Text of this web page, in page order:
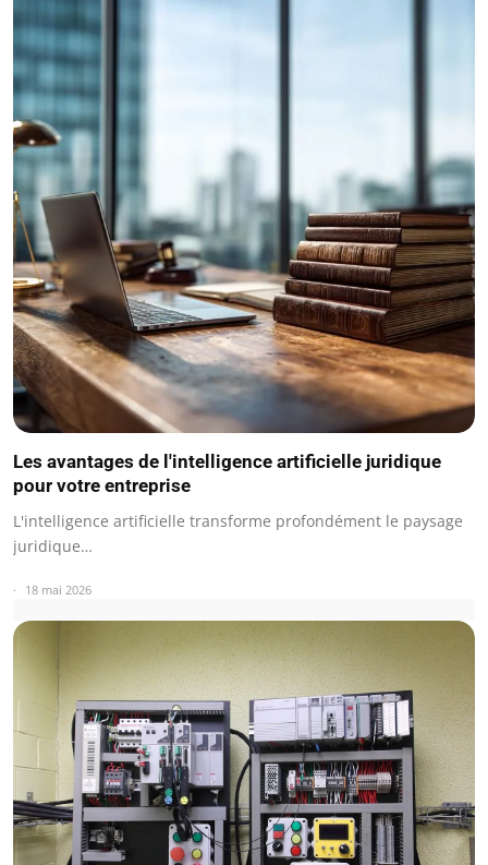
Les avantages de l'intelligence artificielle juridique
pour votre entreprise
L'intelligence artificielle transforme profondément le paysage
juridique…
18 mai 2026